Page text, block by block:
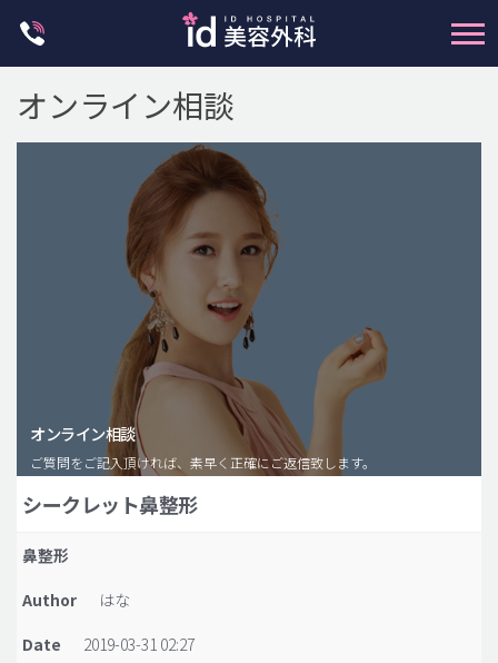
脂肪注入(アンチエイジング)
豊胸手術・バストアップ
プチ整形
idリアルストーリー
idニュース
オンライン相談
オンライン相談
ご質問をご記入頂ければ、素早く正確にご返信致します。
シークレット鼻整形
鼻整形
Author
はな
Date
2019-03-31 02:27